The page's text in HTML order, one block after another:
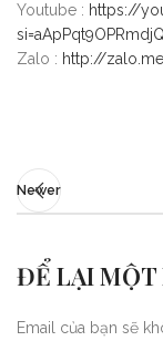
Youtube : https://
Zalo : http://
Newer
ĐỂ LẠI MỘT
Email của bạn sẽ